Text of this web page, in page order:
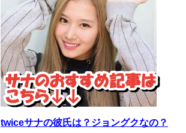
twiceサナの彼氏は？ジョングクなの？